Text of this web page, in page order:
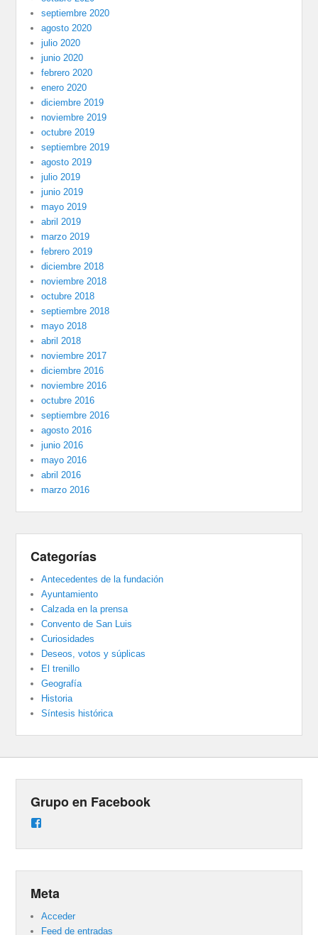
septiembre 2020
agosto 2020
julio 2020
junio 2020
febrero 2020
enero 2020
diciembre 2019
noviembre 2019
octubre 2019
septiembre 2019
agosto 2019
julio 2019
junio 2019
mayo 2019
abril 2019
marzo 2019
febrero 2019
diciembre 2018
noviembre 2018
octubre 2018
septiembre 2018
mayo 2018
abril 2018
noviembre 2017
diciembre 2016
noviembre 2016
octubre 2016
septiembre 2016
agosto 2016
junio 2016
mayo 2016
abril 2016
marzo 2016
Categorías
Antecedentes de la fundación
Ayuntamiento
Calzada en la prensa
Convento de San Luis
Curiosidades
Deseos, votos y súplicas
El trenillo
Geografía
Historia
Síntesis histórica
Grupo en Facebook
Meta
Acceder
Feed de entradas